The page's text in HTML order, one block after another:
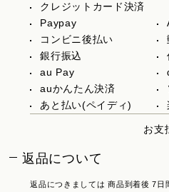
クレジットカード決済
Paypay
コンビニ後払い
銀行振込
au Pay
auかんたん決済
あと払い(ペイディ)
お支
返品について
返品につきましては 商品到着後 7日